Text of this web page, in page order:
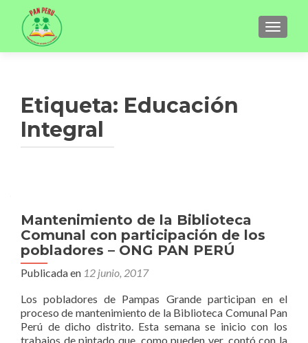
Etiqueta: Educación
Integral
Mantenimiento de la Biblioteca
Comunal con participación de los
pobladores – ONG PAN PERÚ
Publicada en 12 junio, 2017
Los pobladores de Pampas Grande participan en el
proceso de mantenimiento de la Biblioteca Comunal Pan
Perú de dicho distrito. Esta semana se inicio con los
trabajos de pintado que, como pueden ver, contó con la